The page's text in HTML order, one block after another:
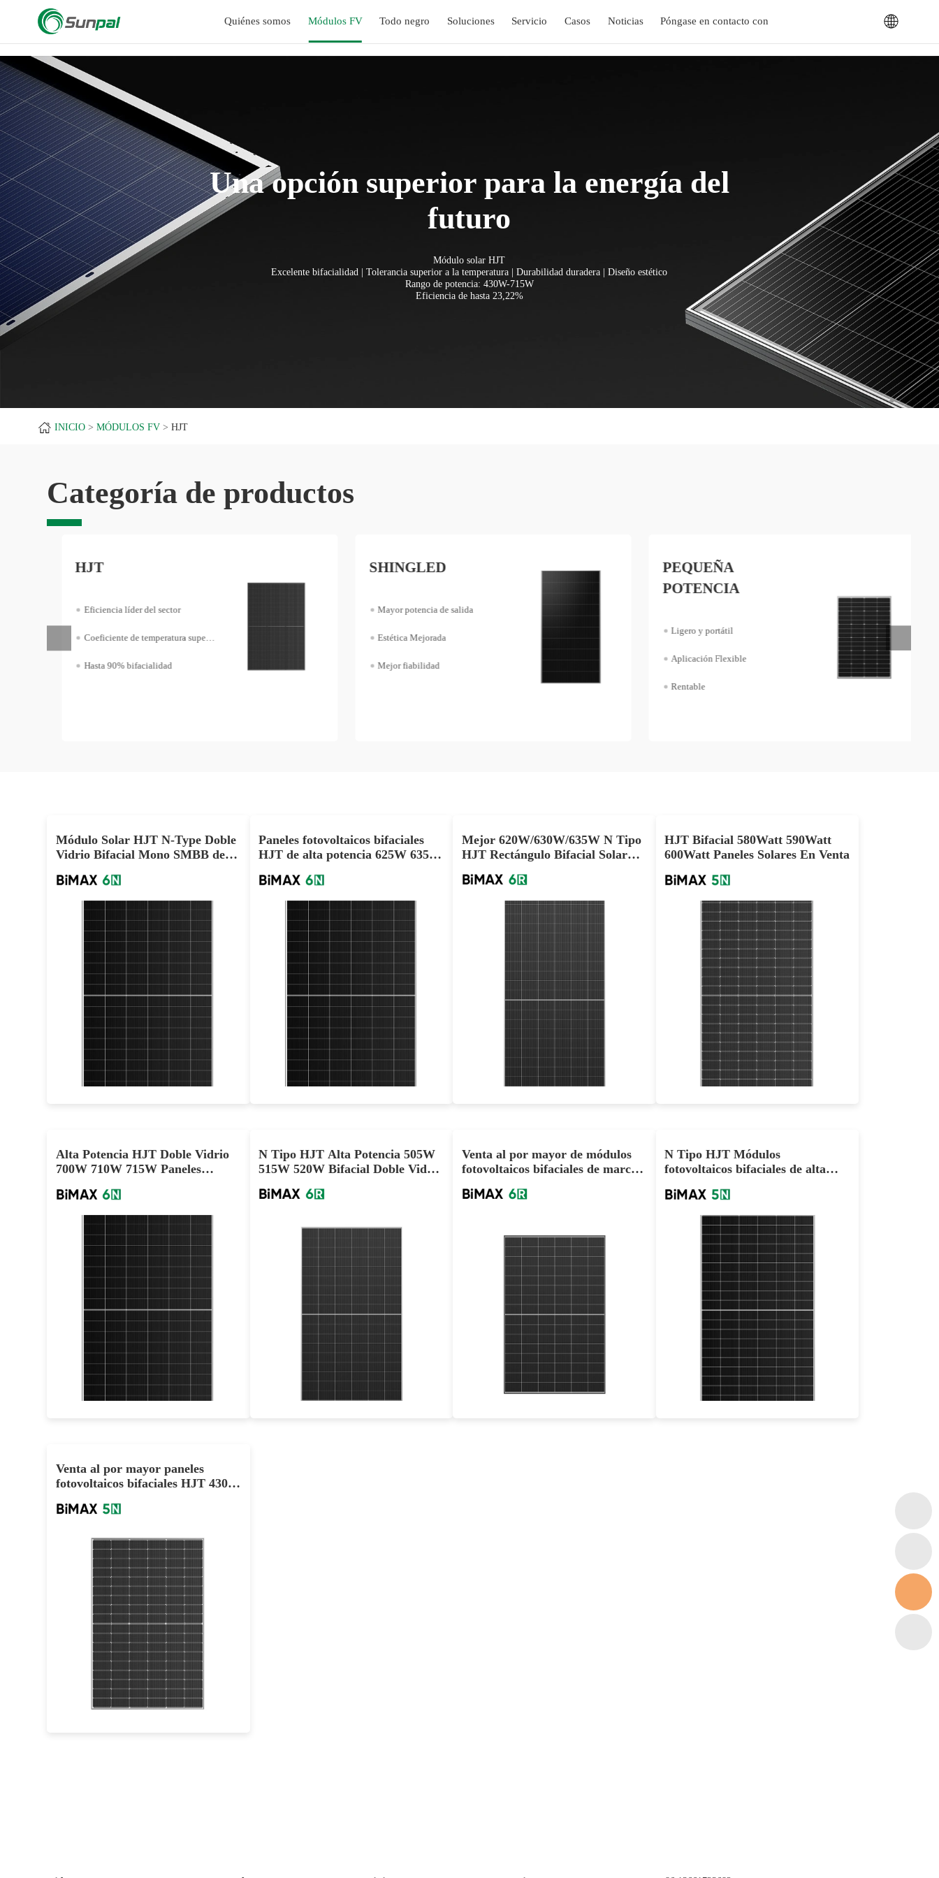
Quiénes somos Módulos FV Todo negro Soluciones Servicio Casos Noticias Póngase en contacto con
Una opción superior para la energía del
futuro
Módulo solar HJT
Excelente bifacialidad | Tolerancia superior a la temperatura | Durabilidad duradera | Diseño estético
Rango de potencia: 430W-715W
Eficiencia de hasta 23,22%
INICIO MÓDULOS FV HJT
Categoría de productos
HJT
Eficiencia líder del sector
Coeficiente de temperatura superior
Hasta 90% bifacialidad
SHINGLED
Mayor potencia de salida
Estética Mejorada
Mejor fiabilidad
PEQUEÑA
POTENCIA
Ligero y portátil
Aplicación Flexible
Rentable
Módulo Solar HJT N-Type Doble
Vidrio Bifacial Mono SMBB de
720-750W
Paneles fotovoltaicos bifaciales
HJT de alta potencia 625W 635W
695-715W
Garantía de potencia de 30 años
Mejor 620W/630W/635W N Tipo
HJT Rectángulo Bifacial Solar
HJT Bifacial 580Watt 590Watt
600Watt Paneles Solares En Venta
580-600W
Eficacia máxima: 23,22%
Garantía de potencia de 30 años
Alta Potencia HJT Doble Vidrio
700W 710W 715W Paneles
695-715W
Garantía de potencia de 30 años
N Tipo HJT Alta Potencia 505W
515W 520W Bifacial Doble Vidrio
Venta al por mayor de módulos
fotovoltaicos bifaciales de marco
460W
Garantía de potencia de 30 años
N Tipo HJT Módulos
fotovoltaicos bifaciales de alta
Fabricante
480- 500W
Eficacia máxima: 23,08%
Garantía de potencia de 30 años
Venta al por mayor paneles
fotovoltaicos bifaciales HJT 430W
430- 450W
Eficacia máxima: 23,04%
Garantía de potencia de 30 años